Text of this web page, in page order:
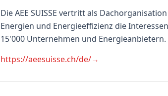
Die AEE SUISSE vertritt als
Energien und Energieeffizienz die
15'000 Unternehmen und Energieanbietern.
https://aeesuisse.ch/de/→